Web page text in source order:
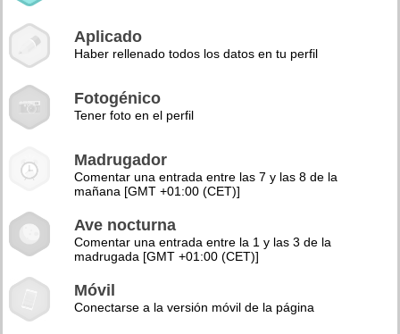
Aplicado
Haber rellenado todos los datos en tu perfil
Fotogénico
Tener foto en el perfil
Madrugador
Comentar una entrada entre las 7 y las 8 de la
mañana [GMT +01:00 (CET)]
Ave nocturna
Comentar una entrada entre la 1 y las 3 de la
madrugada [GMT +01:00 (CET)]
Móvil
Conectarse a la versión móvil de la página